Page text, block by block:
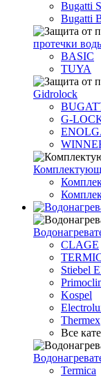
Bugatti
Bugatti
протечки
BASIC
TUYA
Gidrolock
G-
CLAGE
Stiebel
Kospel
Thermex
Все
Termica